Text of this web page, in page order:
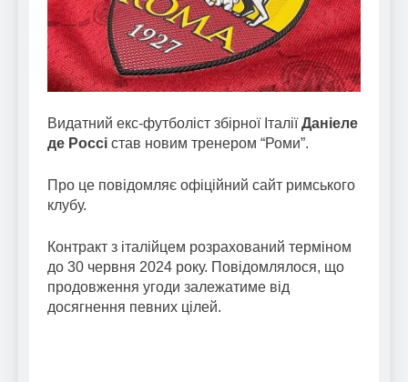
Видатний екс-футболіст збірної ІталіїДаніеле
де Россі став новим тренером “Роми”.
Про це повідомляє офіційний сайт римського
клубу.
Контракт з італійцем розрахований терміном
до 30 червня 2024 року. Повідомлялося, що
продовження угоди залежатиме від
досягнення певних цілей.